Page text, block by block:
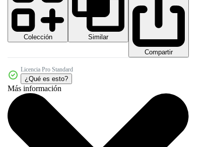
Colección
Similar
Compartir
Licencia Pro Standard
¿Qué es esto?
Más información